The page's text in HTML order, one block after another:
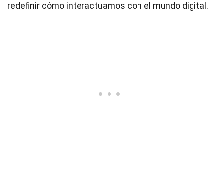
redefinir cómo interactuamos con el mundo digital.